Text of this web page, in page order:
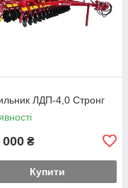
ЛДП-4,0 Стронг
000 ₴
Купити